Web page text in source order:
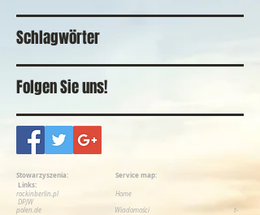
Schlagwörter
Folgen Sie uns!
Stowarzyszenia:
Service map:
Links:
rockinberlin.pl Home
DPJW
polen.de
Wiadomości
t-